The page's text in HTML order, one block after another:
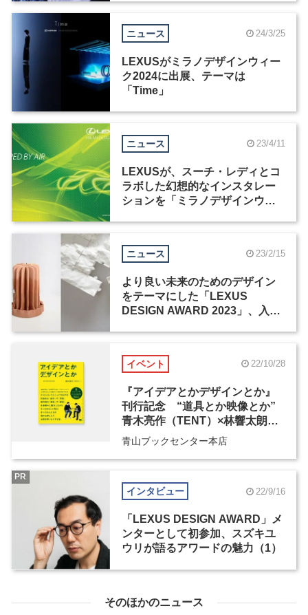
ニュース 24/3/25
LEXUSがミラノデザインウィー
ク2024に出展、テーマは
「Time」
ニュース 23/4/11
LEXUSが、スーチ・レディとコ
ラボした幻想的なインスタレー
ションを「ミラノデザインウィ
ニュース 23/2/15
より良い未来のためのデザイン
をテーマにした「LEXUS
DESIGN AWARD 2023」、入賞
イベント 22/10/28
『アイデアとかデザインとか』
刊行記念 “道具とか映像とか”
青木亮作（TENT）×林響太朗ト
ークイベント
青山ブックセンター本店
インタビュー 22/9/16
「LEXUS DESIGN AWARD」メ
ンターとして初参加、スズキユ
ウリが語るアワードの魅力（1）
PR
そのほかのニュース